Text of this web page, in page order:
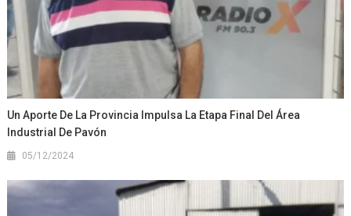
Un Aporte De La Provincia Impulsa La Etapa Final Del Área
Industrial De Pavón
05/12/2024